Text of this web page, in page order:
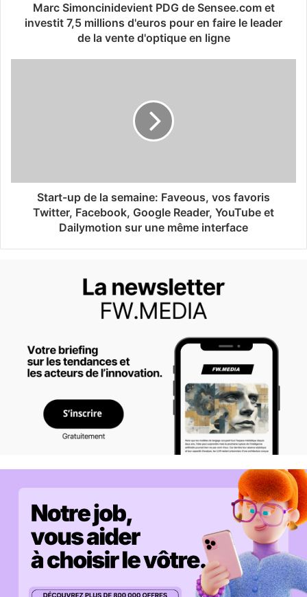
Marc Simoncinidevient PDG de Sensee.com et
investit 7,5 millions d'euros pour en faire le leader
de la vente d'optique en ligne
Start-up de la semaine: Faveous, vos favoris
Twitter, Facebook, Google Reader, YouTube et
Dailymotion sur une même interface